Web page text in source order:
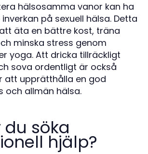
hälsosamma vanor kan ha
på sexuell hälsa. Detta
äta en bättre kost, träna
minska stress genom
yoga. Att dricka tillräckligt
sova ordentligt är också
att upprätthålla en god
och allmän hälsa.
du söka
hjälp?